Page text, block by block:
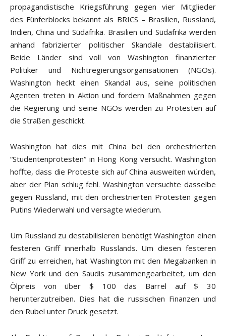
propagandistische Kriegsführung gegen vier Mitglieder
des Fünferblocks bekannt als BRICS – Brasilien, Russland,
Indien, China und Südafrika. Brasilien und Südafrika werden
anhand fabrizierter politischer Skandale destabilisiert.
Beide Länder sind voll von Washington finanzierter
Politiker und Nichtregierungsorganisationen (NGOs).
Washington heckt einen Skandal aus, seine politischen
Agenten treten in Aktion und fordern Maßnahmen gegen
die Regierung und seine NGOs werden zu Protesten auf
die Straßen geschickt.
Washington hat dies mit China bei den orchestrierten
“Studentenprotesten“ in Hong Kong versucht. Washington
hoffte, dass die Proteste sich auf China ausweiten würden,
aber der Plan schlug fehl. Washington versuchte dasselbe
gegen Russland, mit den orchestrierten Protesten gegen
Putins Wiederwahl und versagte wiederum.
Um Russland zu destabilisieren benötigt Washington einen
festeren Griff innerhalb Russlands. Um diesen festeren
Griff zu erreichen, hat Washington mit den Megabanken in
New York und den Saudis zusammengearbeitet, um den
Ölpreis von über $ 100 das Barrel auf $ 30
herunterzutreiben. Dies hat die russischen Finanzen und
den Rubel unter Druck gesetzt.